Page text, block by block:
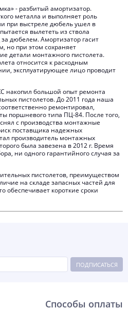
- разбитый амортизатор.
металла и выполняет роль
при выстреле дюбель ушел в
вылететь из ствола
дюбелем. Амортизатор гасит
но при этом сохраняет
детали монтажного пистолета.
относится к расходным
эксплуатирующее лицо проводит
большой опыт ремонта
пистолетов. До 2011 года наша
ремонтировал,
поршневого типа ПЦ-84. После того,
с производства монтажные
поставщика надежных
производитель монтажных
была завезена в 2012 г. Время
ни одного гарантийного случая за
пистолетов, преимуществом
на складе запасных частей для
обеспечивает короткие сроки
ПОДПИСАТЬСЯ
Способы оплаты